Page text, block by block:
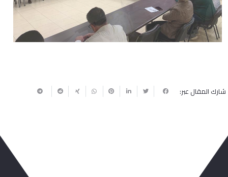
شارك المقال عبر: